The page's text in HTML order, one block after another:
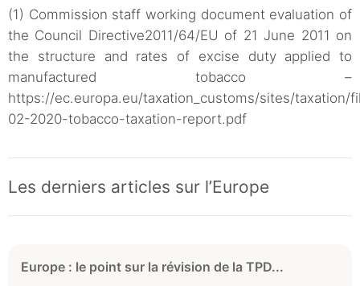
(1) Commission staff working document evaluation of
the Council Directive2011/64/EU of 21 June 2011 on
the structure and rates of excise duty applied to
manufactured tobacco –
https://ec.europa.eu/taxation_customs/sites/taxation/
02-2020-tobacco-taxation-report.pdf
Les derniers articles sur l’Europe
Europe : le point sur la révision de la TPD...